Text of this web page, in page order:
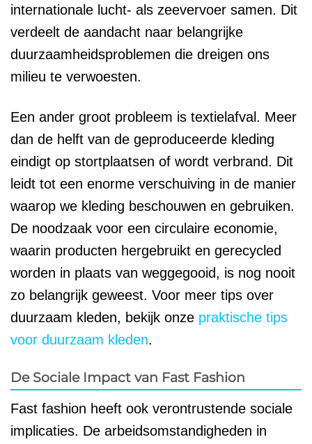
internationale lucht- als zeevervoer samen. Dit
verdeelt de aandacht naar belangrijke
duurzaamheidsproblemen die dreigen ons
milieu te verwoesten.
Een ander groot probleem is textielafval. Meer
dan de helft van de geproduceerde kleding
eindigt op stortplaatsen of wordt verbrand. Dit
leidt tot een enorme verschuiving in de manier
waarop we kleding beschouwen en gebruiken.
De noodzaak voor een circulaire economie,
waarin producten hergebruikt en gerecycled
worden in plaats van weggegooid, is nog nooit
zo belangrijk geweest. Voor meer tips over
duurzaam kleden, bekijk onze praktische tips
voor duurzaam kleden.
De Sociale Impact van Fast Fashion
Fast fashion heeft ook verontrustende sociale
implicaties. De arbeidsomstandigheden in